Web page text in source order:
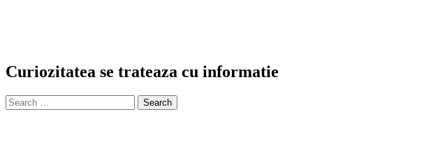
Curiozitatea se trateaza cu informatie
Search
for: